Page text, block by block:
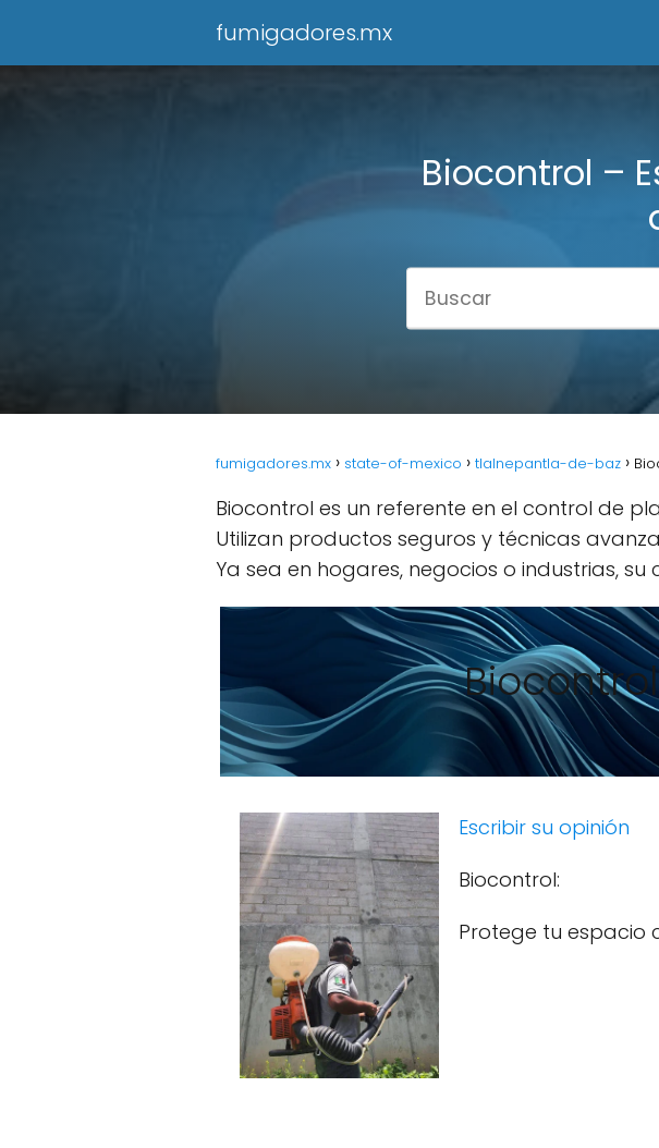
fumigadores.mx
Biocontrol –
fumigadores.mx state-of-mexico tlalnepantla-de-baz
Biocontrol es un referente en el control de
Utilizan productos seguros y técnicas
Ya sea en hogares, negocios o industrias,
Biocontrol
Escribir su opinión
Biocontrol:
Protege tu espacio